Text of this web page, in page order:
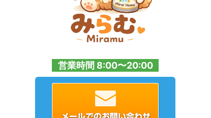
営業時間 8:00〜20:00